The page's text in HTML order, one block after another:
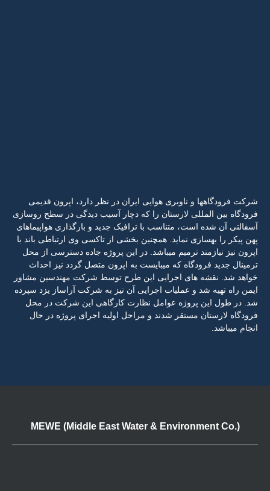
شرکت فرودگاهها و ناوبری هوایی ایران در نظر دارد، اپرون قدیمی
فرودگاه بین المللی لارستان را که دچار آسیب دیدگی در سطح روسازی
آسفالتی آن شده است، متناسب با ترافیک جدید و بارگذاری هواپیماهای
پهن پیکر را بهسازی نماید. همچنین بخشی از تاکسی وی ارتباطی باند با
اپرون نیز نیازمند ترمیم میباشد. در این پروژه جاده دسترسی از محل
ترمینال جدید فرودگاه که میبایست به اپرون متصل گردد نیز احداث
خواهد شد. نقشه های اجرایی این طرح توسط شرکت مهندسین مشاور
ایمن راه تهیه شد و عملیات اجرایی آن نیز به شرکت آراساز یزد سپرده
شد. در طول این پروژه عوامل نظارت کارگاهی این شرکت در محل
فرودگاه لارستان مستقر شدند و مراحل اولیه اجرای پروژه در حال
انجام میباشد.
MEWE (Middle East Water & Environment Co.)